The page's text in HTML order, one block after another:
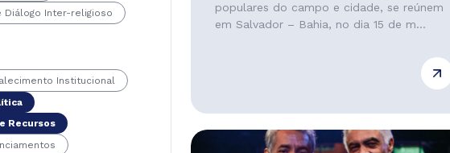
Diálogo Inter-religioso
Institucional
Recursos
populares do campo e cidade, se reúnem
em Salvador – Bahia, no dia 15 de m...